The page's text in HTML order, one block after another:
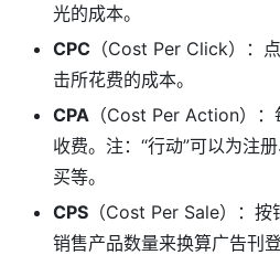
光的成本。
CPC （Cost Per Click）：
击所花费的成本。
CPA （Cost Per Action）
收费。注：“行动”可以为注
买等。
CPS （Cost Per Sale）：
销售产品数量来换算广告刊